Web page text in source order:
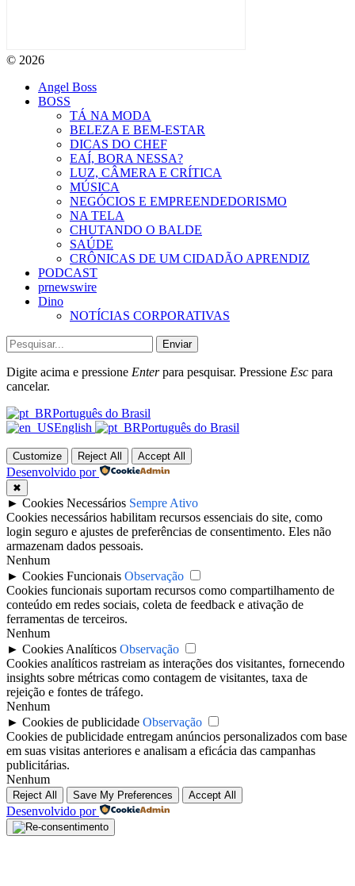
© 2026
Angel Boss
BOSS
TÁ NA MODA
BELEZA E BEM-ESTAR
DICAS DO CHEF
EAÍ, BORA NESSA?
LUZ, CÂMERA E CRÍTICA
MÚSICA
NEGÓCIOS E EMPREENDEDORISMO
NA TELA
CHUTANDO O BALDE
SAÚDE
CRÔNICAS DE UM CIDADÃO APRENDIZ
PODCAST
prnewswire
Dino
NOTÍCIAS CORPORATIVAS
Enviar
Digite acima e pressione Enterpara pesquisar. Pressione Esc para
cancelar.
Português do Brasil
English
Português do Brasil
Customize Reject All Accept All
Desenvolvido por
✖
► Cookies Necessários Sempre Ativo
Cookies necessários habilitam recursos essenciais do site, como
login seguro e ajustes de preferências de consentimento. Eles não
armazenam dados pessoais.
Nenhum
► Cookies Funcionais Observação
Cookies funcionais suportam recursos como compartilhamento de
conteúdo em redes sociais, coleta de feedback e ativação de
ferramentas de terceiros.
Nenhum
► Cookies Analíticos Observação
Cookies analíticos rastreiam as interações dos visitantes, fornecendo
insights sobre métricas como contagem de visitantes, taxa de
rejeição e fontes de tráfego.
Nenhum
► Cookies de publicidade Observação
Cookies de publicidade entregam anúncios personalizados com base
em suas visitas anteriores e analisam a eficácia das campanhas
publicitárias.
Nenhum
Reject All Save My Preferences Accept All
Desenvolvido por